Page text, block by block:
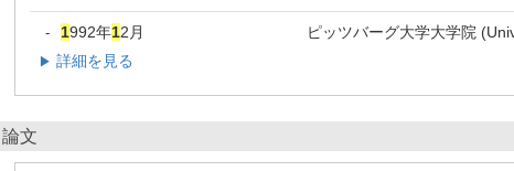
- 1992年12月 ピッツバーグ大学大学院
▶ 詳細を見る
論文